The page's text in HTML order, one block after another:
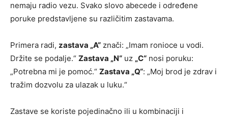
nemaju radio vezu. Svako slovo abecede i određene
poruke predstavljene su različitim zastavama.
Primera radi, zastava „A“ znači: „Imam ronioce u vodi.
Držite se podalje.“ Zastava „N“ uz „C“ nosi poruku:
„Potrebna mi je pomoć.“ Zastava „Q“: „Moj brod je zdrav i
tražim dozvolu za ulazak u luku.“
Zastave se koriste pojedinačno ili u kombinaciji i